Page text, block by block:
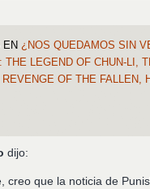
EN ¿NOS QUEDAMOS SIN
THE LEGEND OF CHUN-LI,
OF THE
dijo:
creo que la noticia de